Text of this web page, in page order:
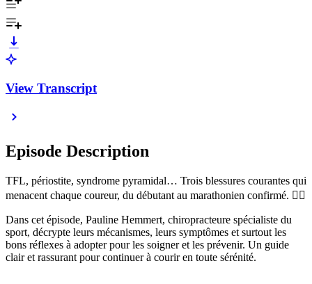
View Transcript
Episode Description
TFL, périostite, syndrome pyramidal… Trois blessures courantes qui
menacent chaque coureur, du débutant au marathonien confirmé. 🏃‍♂️
Dans cet épisode, Pauline Hemmert, chiropracteure spécialiste du
sport, décrypte leurs mécanismes, leurs symptômes et surtout les
bons réflexes à adopter pour les soigner et les prévenir. Un guide
clair et rassurant pour continuer à courir en toute sérénité.